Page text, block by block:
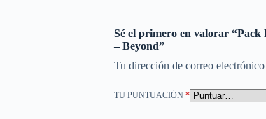
Sé el primero en valorar
– Beyond”
Tu dirección de correo
TU PUNTUACIÓN *